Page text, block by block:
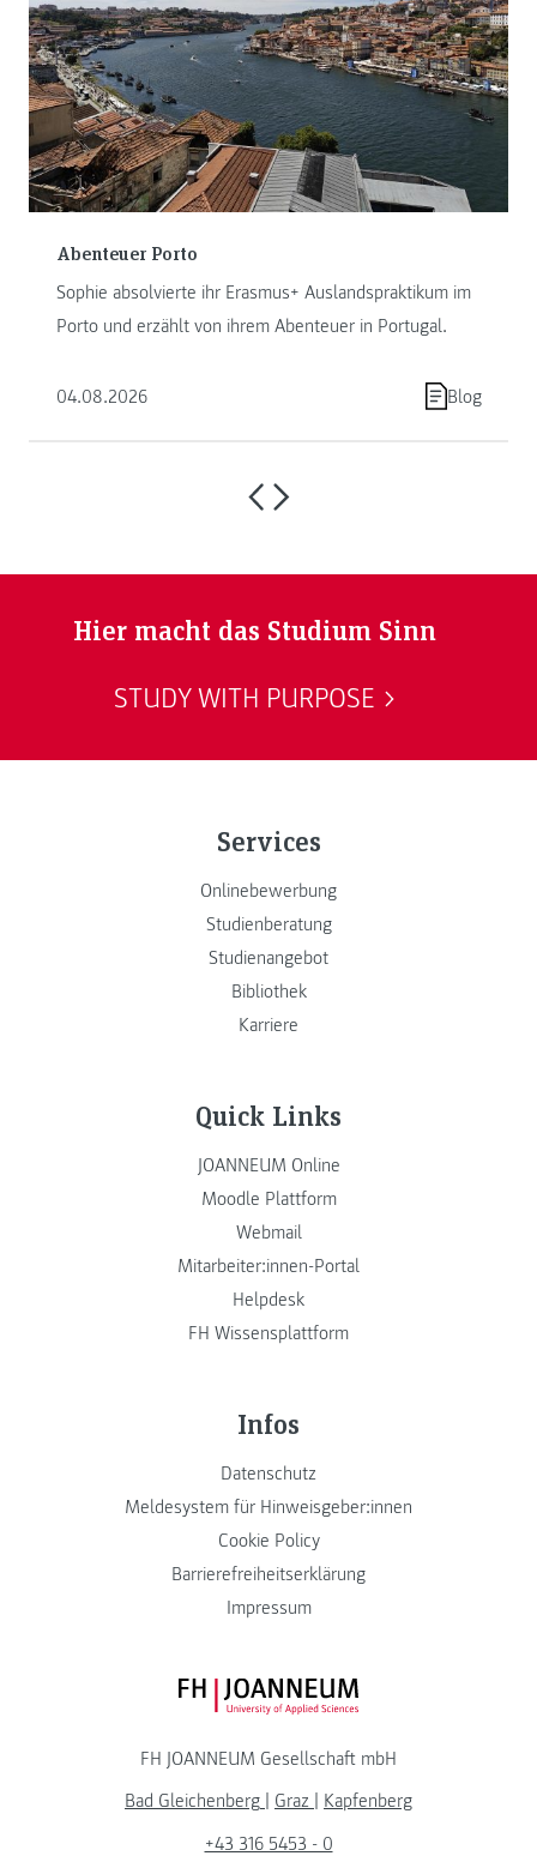
Abenteuer Porto
Sophie absolvierte ihr Erasmus+ Auslandspraktikum im
Porto und erzählt von ihrem Abenteuer in Portugal.
04.08.2026 Blog
Hier macht das Studium Sinn
STUDY WITH PURPOSE
Services
Onlinebewerbung
Studienberatung
Studienangebot
Bibliothek
Karriere
Quick Links
JOANNEUM Online
Moodle Plattform
Webmail
Mitarbeiter:innen-Portal
Helpdesk
FH Wissensplattform
Infos
Datenschutz
Meldesystem für Hinweisgeber:innen
Cookie Policy
Barrierefreiheitserklärung
Impressum
FH JOANNEUM Logo
FH JOANNEUM Gesellschaft mbH
Bad Gleichenberg
Graz
Kapfenberg
+43 316 5453 - 0